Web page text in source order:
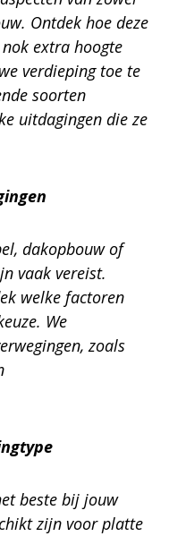
Ontdek hoe deze
extra hoogte
verdieping toe te
soorten
uitdagingen die ze
dakopbouw of
vaak vereist.
welke factoren
We
zoals
beste bij jouw
zijn voor platte